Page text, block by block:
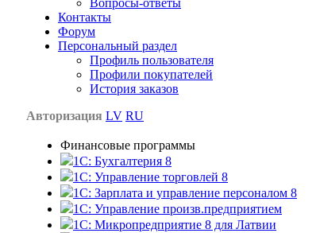
Вопросы-ответы
Контакты
Форум
Персональный раздел
Профиль пользователя
Профили покупателей
История заказов
Авторизация LV RU
Финансовые программы
1С: Бухгалтерия 8
1C: Управление торговлей 8
1C: Зарплата и управление персоналом 8
1C: Управление произв.предприятием
1С: Микропредприятие 8 для Латвии